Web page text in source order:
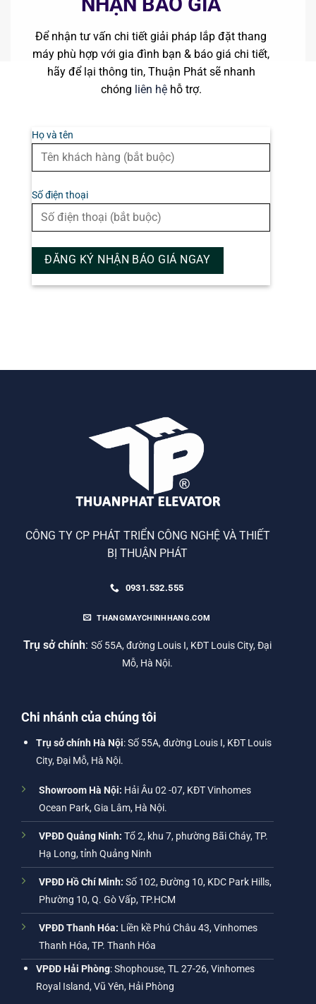
Để nhận tư vấn chi tiết giải pháp lắp đặt thang
máy phù hợp với gia đình bạn & báo giá chi tiết,
hãy để lại thông tin, Thuận Phát sẽ nhanh
chóng liên hệhỗ trợ.
Họ và tên
Số điện thoại
CÔNG TY CP PHÁT TRIỂN CÔNG NGHỆ VÀ THIẾT
BỊ THUẬN PHÁT
0931.532.555
THANGMAYCHINHHANG.COM
Trụ sở chính: Số 55A, đường Louis I, KĐT Louis City, Đại
Mỗ, Hà Nội.
Chi nhánh của chúng tôi
Trụ sở chính Hà Nội: Số 55A, đường Louis I, KĐT Louis
City, Đại Mỗ, Hà Nội.
Showroom Hà Nội: Hải Âu 02 -07, KĐT Vinhomes
Ocean Park, Gia Lâm, Hà Nội.
VPĐD Quảng Ninh: Tổ 2, khu 7, phường Bãi Cháy, TP.
Hạ Long, tỉnh Quảng Ninh
VPĐD Hồ Chí Minh: Số 102, Đường 10, KDC Park Hills,
Phường 10, Q. Gò Vấp, TP.HCM
VPĐD Thanh Hóa: Liền kề Phú Châu 43, Vinhomes
Thanh Hóa, TP. Thanh Hóa
VPĐD Hải Phòng: Shophouse, TL 27-26, Vinhomes
Royal Island, Vũ Yên, Hải Phòng